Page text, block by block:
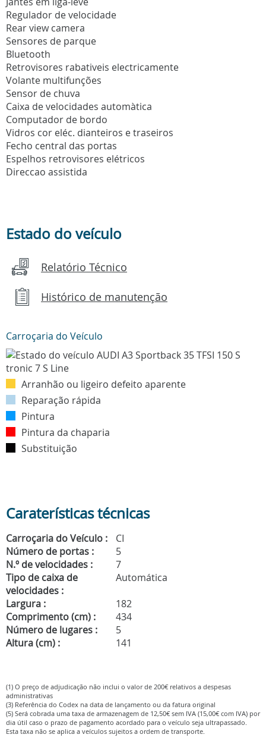
Regulador de velocidade
Rear view camera
Sensores de parque
Bluetooth
Retrovisores rabativeis electricamente
Volante multifunções
Sensor de chuva
Caixa de velocidades automàtica
Computador de bordo
Vidros cor eléc. dianteiros e traseiros
Fecho central das portas
Espelhos retrovisores elétricos
Direccao assistida
Estado do veículo
Relatório Técnico
Histórico de manutenção
Carroçaria do Veículo
Arranhão ou ligeiro defeito aparente
Reparação rápida
Pintura
Pintura da chaparia
Substituição
Caraterísticas técnicas
Carroçaria do Veículo :
CI
Número de portas :
5
N.º de velocidades :
7
Tipo de caixa de
velocidades :
Automática
Largura :
182
Comprimento (cm) :
434
Número de lugares :
5
Altura (cm) :
141
(1) O preço de adjudicação não inclui o valor de 200€ relativos a despesas
administrativas
(3) Referência do Codex na data de lançamento ou da fatura original
(5) Será cobrada uma taxa de armazenagem de 12,50€ sem IVA (15,00€ com IVA) por
dia útil caso o prazo de pagamento acordado para o veículo seja ultrapassado.
Esta taxa não se aplica a veículos sujeitos a ordem de transporte.